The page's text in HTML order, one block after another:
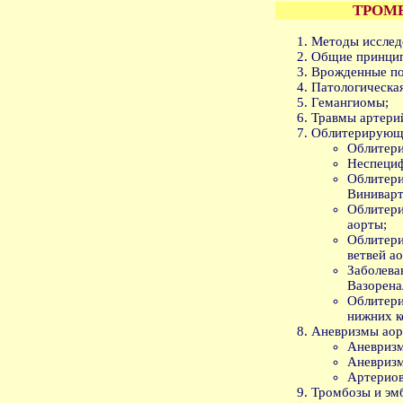
Методы
Общие
Врожденные
Гемангиомы;
Травмы
аорты;
ветвей
нижних
Аневризмы
Тромбозы и